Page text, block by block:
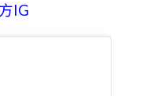
IG